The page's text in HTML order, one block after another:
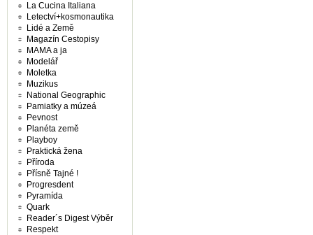
La Cucina Italiana
Letectví+kosmonautika
Lidé a Země
Magazín Cestopisy
MAMA a ja
Modelář
Moletka
Muzikus
National Geographic
Pamiatky a múzeá
Pevnost
Planéta země
Playboy
Praktická žena
Příroda
Přísně Tajné !
Progresdent
Pyramída
Quark
Reader´s Digest Výběr
Respekt